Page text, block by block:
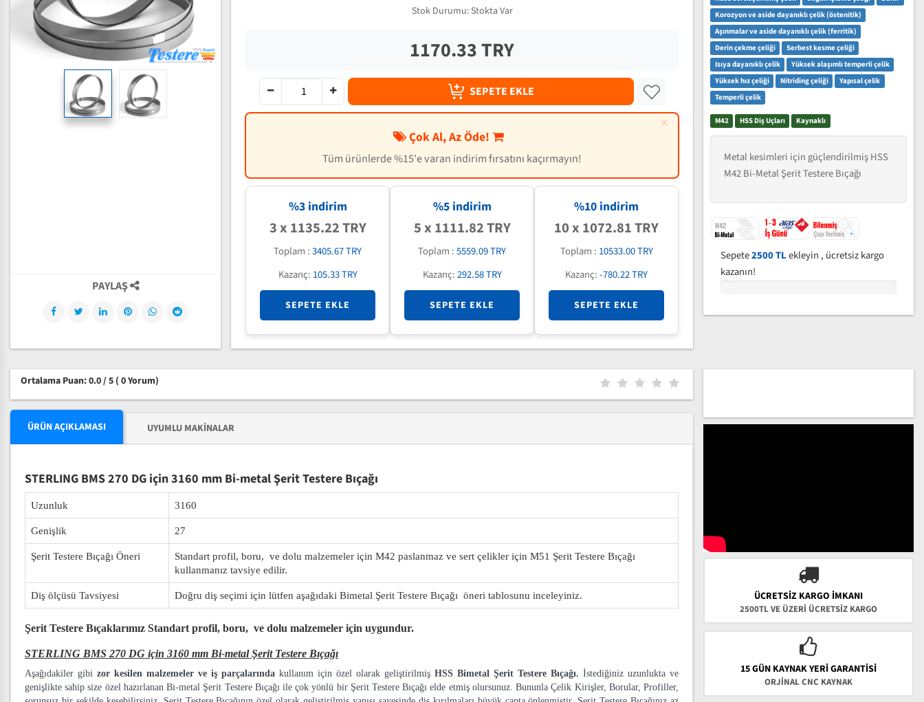
Stok Durumu: Stokta Var
1170.33 TRY
SEPETE EKLE
×
Çok Al, Az Öde!
Tüm ürünlerde %15'e varan indirim fırsatını kaçırmayın!
%3 indirim
3 x 1135.22 TRY
Toplam :3405.67 TRY
Kazanç: 105.33 TRY
SEPETE EKLE
%5 indirim
5 x 1111.82 TRY
Toplam :5559.09 TRY
Kazanç:292.58 TRY
SEPETE EKLE
%10 indirim
10 x 1072.81 TRY
Toplam : 10533.00 TRY
Kazanç:-780.22 TRY
SEPETE EKLE
PAYLAŞ
Korozyon ve aside dayanıklı çelik (östenitik)
Aşınmalar ve aside dayanıklı çelik (ferritik)
Derin çekme çeliği
Serbest kesme çeliği
Isıya dayanıklı çelik
Yüksek alaşımlı temperli çelik
Yüksek hız çeliği
Nitriding çeliği
Yapısal çelik
Temperli çelik
M42 HSS Diş Uçları Kaynaklı
Metal kesimleri için güçlendirilmiş HSS
M42 Bi-Metal Şerit Testere Bıçağı
Sepete2500 TLekleyin , ücretsiz kargo
kazanın!
Ortalama Puan: 0.0 / 5 ( 0 Yorum)
ÜRÜN AÇIKLAMASI UYUMLU MAKINALAR
STERLING BMS 270 DG için 3160 mm Bi-metal Şerit Testere Bıçağı
Uzunluk 3160
Genişlik 27
Şerit Testere Bıçağı Öneri
Standart profil, boru, ve dolu malzemeler için M42 paslanmaz ve sert çelikler için M51 Şerit Testere Bıçağı
kullanmanız tavsiye edilir.
Diş ölçüsü Tavsiyesi Doğru diş seçimi için lütfen aşağıdaki Bimetal Şerit Testere Bıçağı öneri tablosunu inceleyiniz.
Şerit Testere Bıçaklarımız Standart profil, boru, ve dolu malzemeler için uygundur.
STERLING BMS 270 DG için 3160 mm Bi-metal Şerit Testere Bıçağı
Aşağıdakiler gibi zor kesilen malzemeler ve iş parçalarında kullanım için özel olarak geliştirilmiş HSS Bimetal Şerit Testere Bıçağı. İstediğiniz uzunlukta ve
genişlikte sahip size özel hazırlanan Bi-metal Şerit Testere Bıçağı ile çok yönlü bir Şerit Testere Bıçağı elde etmiş olursunuz. Bununla Çelik Kirişler, Borular, Profiller,
ÜCRETSIZ KARGO İMKANI
2500TL VE ÜZERİ ÜCRETSİZ KARGO
15 GÜN KAYNAK YERI GARANTISI
ORJİNAL CNC KAYNAK